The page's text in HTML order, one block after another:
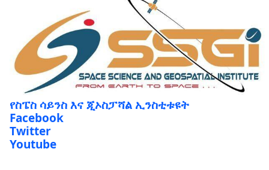
የስፔስ ሳይንስ እና ጂኦስፓሻል ኢንስቲቱዩት
Facebook
Twitter
Youtube